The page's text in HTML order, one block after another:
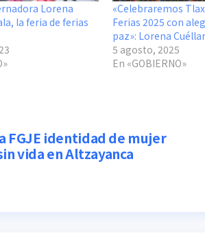
Lorena
la feria de ferias
«Celebraremos
Ferias 2025 con
paz»: Lorena Cuéllar
5 agosto, 2025
En «GOBIERNO»
FGJE identidad de mujer
vida en Altzayanca